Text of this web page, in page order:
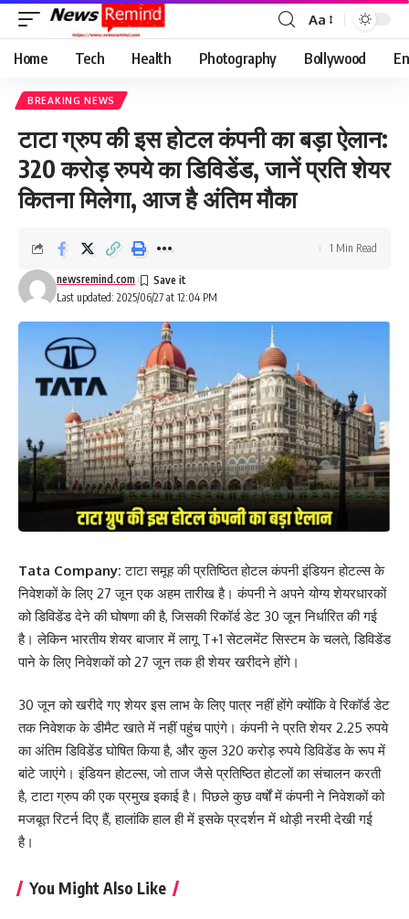
Font
Resizer
Aa
Home Tech Health Photography Bollywood
BREAKING NEWS
टाटा ग्रुप की इस होटल कंपनी का बड़ा ऐलान:
320 करोड़ रुपये का डिविडेंड, जानें प्रति शेयर
कितना मिलेगा, आज है अंतिम मौका
Last updated: 2025/06/27 at 12:04 PM
newsremind.com
1 Min Read
Tata Company:टाटा समूह की प्रतिष्ठित होटल कंपनी इंडियन होटल्स के
निवेशकों के लिए 27 जून एक अहम तारीख है। कंपनी ने अपने योग्य शेयरधारकों
को डिविडेंड देने की घोषणा की है, जिसकी रिकॉर्ड डेट 30 जून निर्धारित की गई
है। लेकिन भारतीय शेयर बाजार में लागू T+1 सेटलमेंट सिस्टम के चलते, डिविडेंड
पाने के लिए निवेशकों को 27 जून तक ही शेयर खरीदने होंगे।
30 जून को खरीदे गए शेयर इस लाभ के लिए पात्र नहीं होंगे क्योंकि वे रिकॉर्ड डेट
तक निवेशक के डीमैट खाते में नहीं पहुंच पाएंगे। कंपनी ने प्रति शेयर 2.25 रुपये
का अंतिम डिविडेंड घोषित किया है, और कुल 320 करोड़ रुपये डिविडेंड के रूप में
बांटे जाएंगे। इंडियन होटल्स, जो ताज जैसे प्रतिष्ठित होटलों का संचालन करती
है, टाटा ग्रुप की एक प्रमुख इकाई है। पिछले कुछ वर्षों में कंपनी ने निवेशकों को
मजबूत रिटर्न दिए हैं, हालांकि हाल ही में इसके प्रदर्शन में थोड़ी नरमी देखी गई
है।
You Might Also Like